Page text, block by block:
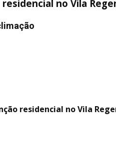
no Vila
residencial no Vila